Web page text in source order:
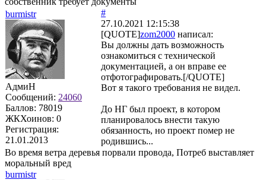
burmistr
АдмиН
Сообщений: 24060
Баллов: 78019
ЖКХоинов: 0
Регистрация:
21.01.2013
#
27.10.2021 12:15:38
[QUOTE]zom2000 написал:
Вы должны дать возможность
ознакомиться с технической
документацией, а он вправе ее
отфотографировать.[/QUOTE]
Вот я такого требования не видел.
До НГ был проект, в котором
планировалось внести такую
обязанность, но проект помер не
родившись...
Во время ветра деревья порвали провода, Потреб выставляет
моральный вред
burmistr